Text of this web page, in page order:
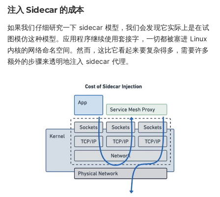
注入 Sidecar 的成本
如果我们仔细研究一下 sidecar 模型，我们会发现它实际上是在试
图模仿这种模型。应用程序继续使用套接字，一切都被塞进 Linux
内核的网络命名空间。然而，这比它看起来要复杂得多，需要许多
额外的步骤来透明地注入 sidecar 代理。